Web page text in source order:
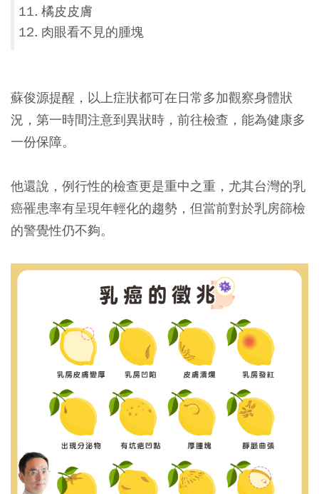
橘皮皮膚
肉眼看不見的腫塊
蘇俊源提醒，以上症狀都可在日常多加觀察身體狀
況，第一時間注意到異狀時，前往檢查，能為健康多
一份保障。
他還說，例行性的檢查更是重中之重，尤其台灣的乳
癌罹患率有呈現年輕化的趨勢，但當前對於乳房篩檢
的警覺性仍不夠。